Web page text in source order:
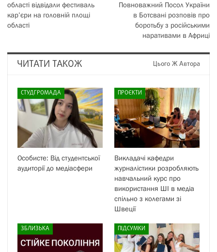
області відвідали фестиваль
кар’єри на головній площі
області
Повноважний Посол України
в Ботсвані розповів про
боротьбу з російськими
наративами в Африці
ЧИТАТИ ТАКОЖ Цього Ж Автора
СТУДГРОМАДА
Особисте: Від студентської
аудиторії до медіасфери
ПРОЄКТИ
Викладачі кафедри
журналістики розробляють
навчальний курс про
використання ШІ в медіа
спільно з колегами зі
Швеції
ЗБЛИЗЬКА ПІДСУМКИ